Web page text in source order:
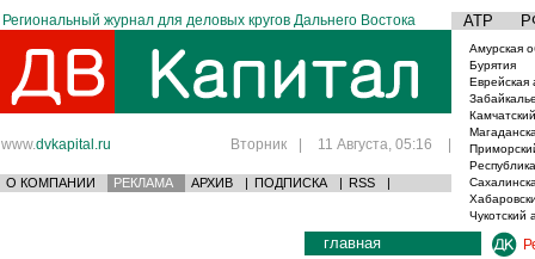
Региональный журнал для деловых кругов Дальнего Востока АТР
www.dvkapital.ru Вторник | 11 Августа, 05:16 |
О КОМПАНИИ РЕКЛАМА АРХИВ | ПОДПИСКА | RSS |
Амурская
Бурятия
Еврейская
Чукотский
главная